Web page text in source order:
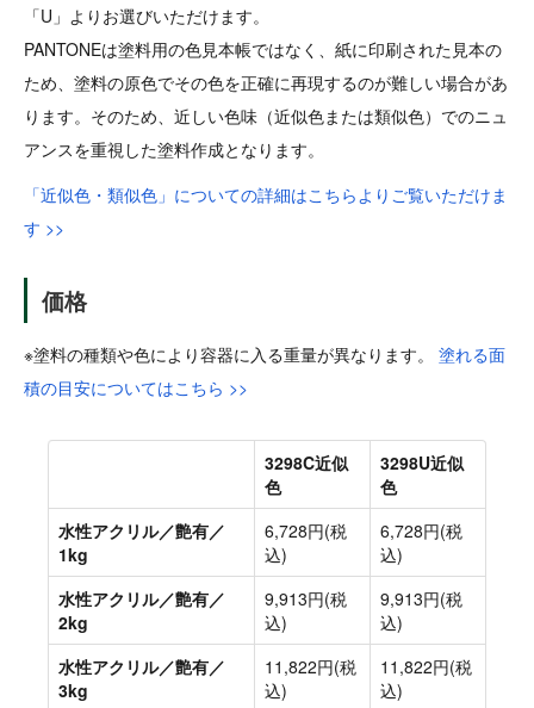
「U」よりお選びいただけます。
PANTONEは塗料用の色見本帳ではなく、紙に印刷された見本の
ため、塗料の原色でその色を正確に再現するのが難しい場合があ
ります。そのため、近しい色味（近似色または類似色）でのニュ
アンスを重視した塗料作成となります。
「近似色・類似色」についての詳細はこちらよりご覧いただけま
す >>
価格
※塗料の種類や色により容器に入る重量が異なります。 塗れる面
積の目安についてはこちら >>